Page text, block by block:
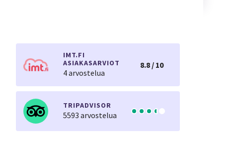
IMT.FI
ASIAKASARVIOT
4 arvostelua
8.8 / 10
TRIPADVISOR
5593 arvostelua